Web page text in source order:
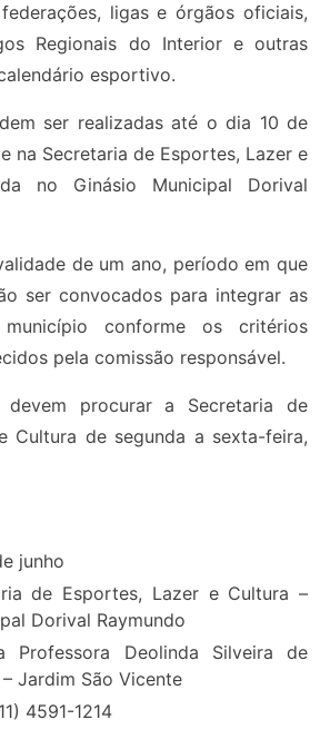
ligas e órgãos oficiais,
Regionais do Interior e outras
esportivo.
ser realizadas até o dia 10 de
na Secretaria de Esportes, Lazer e
no Ginásio Municipal Dorival
de um ano, período em que
ser convocados para integrar as
conforme os critérios
pela comissão responsável.
devem procurar a Secretaria de
Cultura de segunda a sexta-feira,
junho
de Esportes, Lazer e Cultura –
Dorival Raymundo
Professora Deolinda Silveira de
Jardim São Vicente
4591-1214